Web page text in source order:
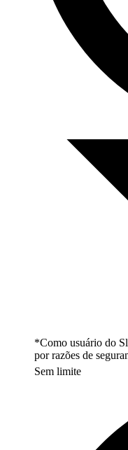
*Como usuário do
por razões de
Sem limite